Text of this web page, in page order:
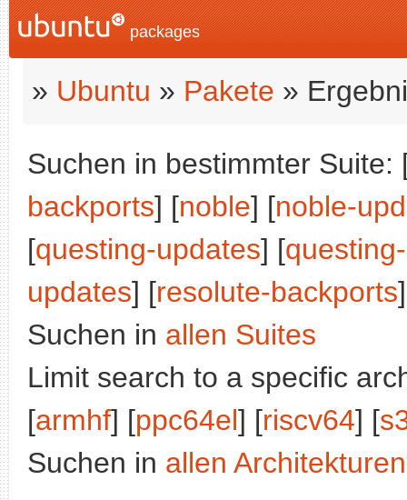
packages
» Ubuntu » Pakete »
Suchen in bestimmter Suite:
backports] [noble] [noble-
[questing-updates] [
updates] [resolute-backports
Suchen in allen Suites
Limit search to a specific
[armhf] [ppc64el] [riscv64] [
Suchen in allen Architekturen